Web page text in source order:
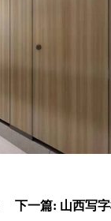
下一篇: 山西写